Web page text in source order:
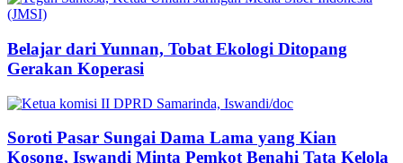
Belajar dari Yunnan, Tobat Ekologi Ditopang
Gerakan Koperasi
Soroti Pasar Sungai Dama Lama yang Kian
Kosong, Iswandi Minta Pemkot Benahi Tata Kelola